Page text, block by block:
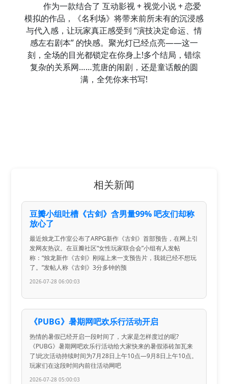
作为一款结合了 互动影视 + 视觉小说 + 恋爱
模拟的作品，《名利场》将带来前所未有的沉浸感
与代入感，让玩家真正感受到 “演技决定命运、情
感左右剧本” 的快感。聚光灯已经点亮——这一
刻，全场的目光都锁定在你身上!多个结局，错综
复杂的关系网……荒唐的闹剧，还是童话般的圆
满，全凭你来书写!
相关新闻
豆瓣小组吐槽《古剑》含男量99% 吧友们却称
放心了
最近烛龙工作室公布了ARPG新作《古剑》首部预告，在网上引
发网友热议。在豆瓣社区“女性玩家联合会”小组有人发帖
称：“烛龙新作《古剑》刚端上来一支预告片，我就已经不想玩
了。”发帖人称《古剑》3分多钟的预
2026-07-28 06:00:03
《PUBG》暑期网吧欢乐行活动开启
热情的暑假已经开启一段时间了，大家是怎样度过的呢?
《PUBG》暑期网吧欢乐行活动给大家快来的暑假添砖加瓦来
了!此次活动持续时间为7月28日上午10点—9月8日上午10点。
玩家们在这段时间内前往活动网吧
2026-07-28 05:00:03